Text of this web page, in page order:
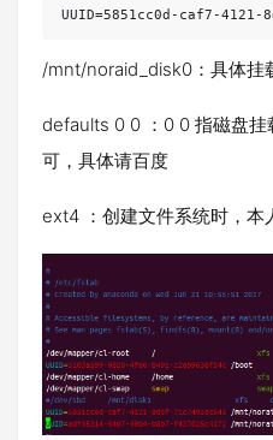
UUID=5851cc0d-caf7-
/mnt/noraid_disk0：具体挂
defaults 0 0 ：0 0 指磁盘挂
可，具体请百度
ext4 ：创建文件系统时，本